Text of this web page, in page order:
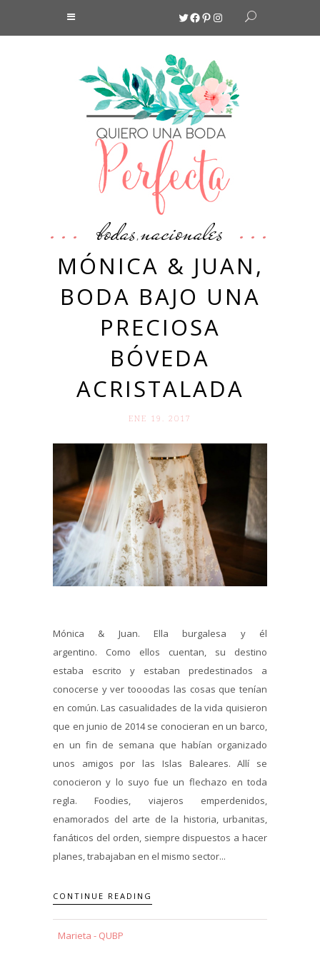
Twitter
Facebook
Pinterest
Instagram
bodas,nacionales
MÓNICA & JUAN,
BODA BAJO UNA
PRECIOSA
BÓVEDA
ACRISTALADA
ENE 19. 2017
Mónica & Juan. Ella burgalesa y él
argentino. Como ellos cuentan, su destino
estaba escrito y estaban predestinados a
conocerse y ver toooodas las cosas que tenían
en común. Las casualidades de la vida quisieron
que en junio de 2014 se conocieran en un barco,
en un fin de semana que habían organizado
unos amigos por las Islas Baleares. Allí se
conocieron y lo suyo fue un flechazo en toda
regla. Foodies, viajeros emperdenidos,
enamorados del arte de la historia, urbanitas,
fanáticos del orden, siempre dispuestos a hacer
planes, trabajaban en el mismo sector...
CONTINUE READING
Marieta - QUBP